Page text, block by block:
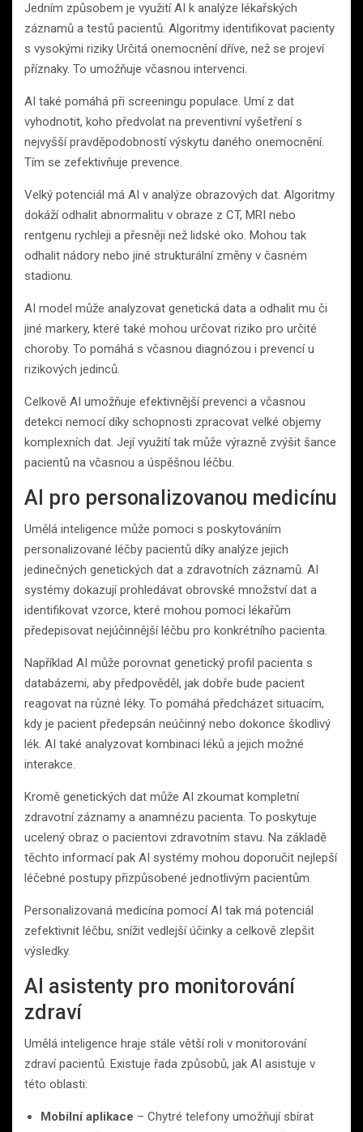
Jedním způsobem je využití AI k analýze lékařských
záznamů a testů pacientů. Algoritmy identifikovat pacienty
s vysokými riziky Určitá onemocnění dříve, než se projeví
příznaky. To umožňuje včasnou intervenci.
AI také pomáhá při screeningu populace. Umí z dat
vyhodnotit, koho předvolat na preventivní vyšetření s
nejvyšší pravděpodobností výskytu daného onemocnění.
Tím se zefektivňuje prevence.
Velký potenciál má AI v analýze obrazových dat. Algoritmy
dokáží odhalit abnormalitu v obraze z CT, MRI nebo
rentgenu rychleji a přesněji než lidské oko. Mohou tak
odhalit nádory nebo jiné strukturální změny v časném
stadionu.
AI model může analyzovat genetická data a odhalit mu či
jiné markery, které také mohou určovat riziko pro určité
choroby. To pomáhá s včasnou diagnózou i prevencí u
rizikových jedinců.
Celkově AI umožňuje efektivnější prevenci a včasnou
detekci nemocí díky schopnosti zpracovat velké objemy
komplexních dat. Její využití tak může výrazně zvýšit šance
pacientů na včasnou a úspěšnou léčbu.
AI pro personalizovanou medicínu
Umělá inteligence může pomoci s poskytováním
personalizované léčby pacientů díky analýze jejich
jedinečných genetických dat a zdravotních záznamů. AI
systémy dokazují prohledávat obrovské množství dat a
identifikovat vzorce, které mohou pomoci lékařům
předepisovat nejúčinnější léčbu pro konkrétního pacienta.
Například AI může porovnat genetický profil pacienta s
databázemi, aby předpověděl, jak dobře bude pacient
reagovat na různé léky. To pomáhá předcházet situacím,
kdy je pacient předepsán neúčinný nebo dokonce škodlivý
lék. AI také analyzovat kombinaci léků a jejich možné
interakce.
Kromě genetických dat může AI zkoumat kompletní
zdravotní záznamy a anamnézu pacienta. To poskytuje
ucelený obraz o pacientovi zdravotním stavu. Na základě
těchto informací pak AI systémy mohou doporučit nejlepší
léčebné postupy přizpůsobené jednotlivým pacientům.
Personalizovaná medicína pomocí AI tak má potenciál
zefektivnit léčbu, snížit vedlejší účinky a celkově zlepšit
výsledky.
AI asistenty pro monitorování
zdraví
Umělá inteligence hraje stále větší roli v monitorování
zdraví pacientů. Existuje řada způsobů, jak AI asistuje v
této oblasti:
Mobilní aplikace – Chytré telefony umožňují sbírat